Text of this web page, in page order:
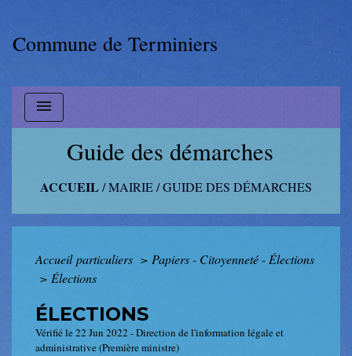
Commune de Terminiers
menu
Guide des démarches
ACCUEIL /MAIRIE/GUIDE DES DÉMARCHES
Accueil particuliers > Papiers - Citoyenneté - Élections
> Élections
ÉLECTIONS
Vérifié le 22 Jun 2022 - Direction de l'information légale et
administrative (Première ministre)